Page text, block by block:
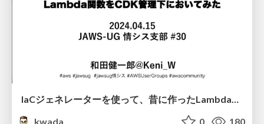
IaCジェネレーターを使って、昔に作ったLambda関数をCDK管理下においてみた / jaws-ug-josys-30
kwada
0 180